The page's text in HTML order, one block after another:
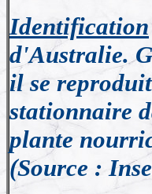
Identification
d'Australie.
il se
stationnaire
plante
(Source :